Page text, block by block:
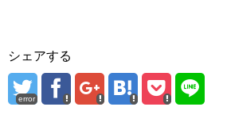
シェアする
error